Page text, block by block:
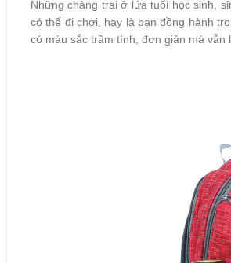
Những chàng trai ở lứa tuổi học sinh,
có thể đi chơi, hay là bạn đồng hành
có màu sắc trầm tính, đơn giản mà vẫn